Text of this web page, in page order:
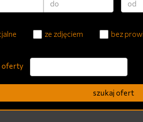
ze zdjęciem bez
oferty
szukaj ofert